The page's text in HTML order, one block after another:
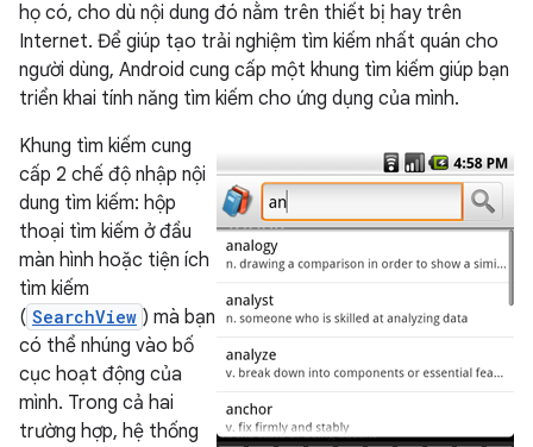
họ có, cho dù nội dung đó nằm trên thiết bị hay trên
Internet. Để giúp tạo trải nghiệm tìm kiếm nhất quán cho
người dùng, Android cung cấp một khung tìm kiếm giúp bạn
triển khai tính năng tìm kiếm cho ứng dụng của mình.
Khung tìm kiếm cung
cấp 2 chế độ nhập nội
dung tìm kiếm: hộp
thoại tìm kiếm ở đầu
màn hình hoặc tiện ích
tìm kiếm
( SearchView ) mà bạn
có thể nhúng vào bố
cục hoạt động của
mình. Trong cả hai
trường hợp, hệ thống